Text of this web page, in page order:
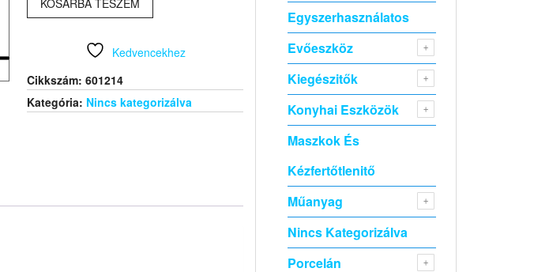
cl
Kedvencekhez
Cikkszám:601214
Kategória: Nincs kategorizálva
Egyszerhasználatos
Evőeszköz
Kiegészitők
Konyhai Eszközök
Maszkok És
Kézfertőtlenitő
Műanyag
Nincs Kategorizálva
Porcelán